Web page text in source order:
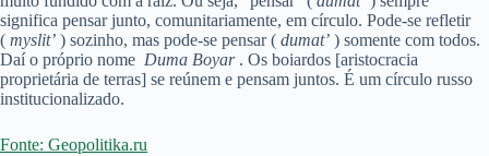
significa pensar junto, comunitariamente, em círculo. Pode-se refletir
( myslit’ ) sozinho, mas pode-se pensar ( dumat’ ) somente com todos.
Daí o próprio nome Duma Boyar. Os boiardos [aristocracia
proprietária de terras] se reúnem e pensam juntos. É um círculo russo
institucionalizado.
Fonte: Geopolitika.ru